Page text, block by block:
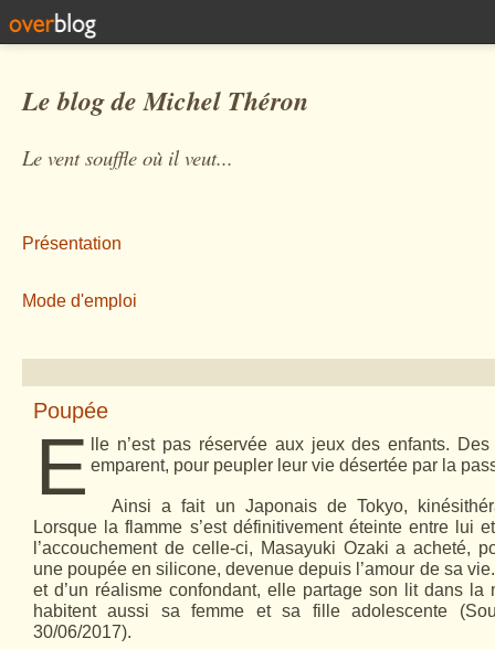
Le blog de Michel Théron
Le vent souffle où il veut...
Présentation
Mode d'emploi
Poupée
E
lle n’est pas réservée aux jeux des enfants.
emparent, pour peupler leur vie désertée par la
Ainsi a fait un Japonais de Tokyo,
Lorsque la flamme s’est définitivement éteinte entre lui
l’accouchement de celle-ci, Masayuki Ozaki a acheté,
une poupée en silicone, devenue depuis l’amour de sa
et d’un réalisme confondant, elle partage son lit dans la
habitent aussi sa femme et sa fille adolescente
30/06/2017).